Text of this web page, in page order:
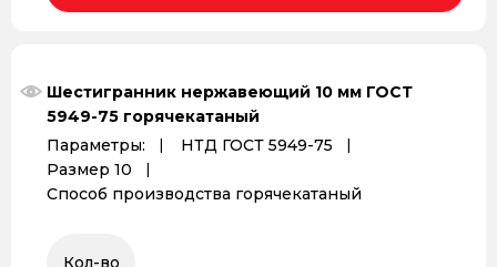
Шестигранник нержавеющий 10 мм ГОСТ
5949-75 горячекатаный
Параметры:
НТД ГОСТ 5949-75
Размер 10
Способ производства горячекатаный